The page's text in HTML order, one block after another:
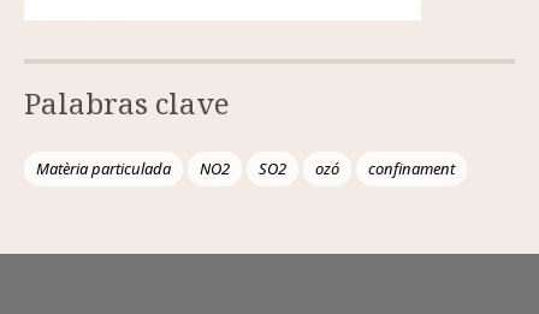
Palabras clave
Matèria particulada NO2 SO2 ozó confinament